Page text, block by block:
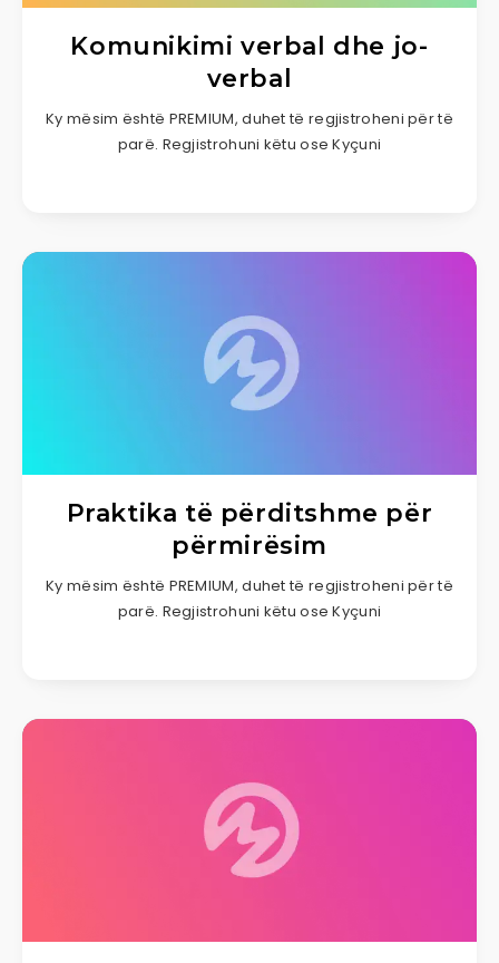
Komunikimi verbal dhe jo-
verbal
Ky mësim është PREMIUM, duhet të regjistroheni për të
parë. Regjistrohuni këtu ose Kyçuni
Praktika të përditshme për
përmirësim
Ky mësim është PREMIUM, duhet të regjistroheni për të
parë. Regjistrohuni këtu ose Kyçuni